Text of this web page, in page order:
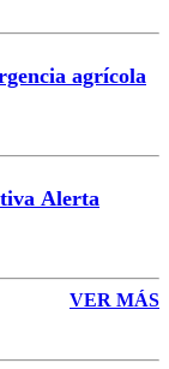
agrícola
Alerta
VER MÁS